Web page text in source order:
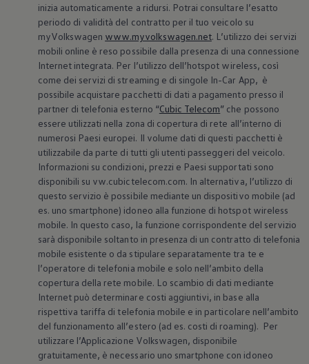
Aggiornamenti software per ID. Buzz
Car-Net e App-connect
California App
Service
Promozioni
Manutenzione e Servizi
Piani di Manutenzione
Ricambi, Oli Motore e Fluidi
Ruote e Pneumatici
Servizio Officina Mobile
Finanziamento Save&Care
Accessori
Manuale uso e Manutenzione
Servizio Mobilità
Garanzie
Informazioni utili
Mondo Volkswagen
Il Bar del Lunedì
VanLife Stories
75 anni di Bulli
Guida autonoma
ID. Buzz al World Ducati Week 2026
Contatti
inizia automaticamente a ridursi. Potrai consultare l’esatto
periodo di validità del contratto per il tuo veicolo su
myVolkswagen www.myvolkswagen.net. L’utilizzo dei servizi
mobili online è reso possibile dalla presenza di una connessione
Internet integrata. Per l’utilizzo dell’hotspot wireless, così
come dei servizi di streaming e di singole In-Car App, è
possibile acquistare pacchetti di dati a pagamento presso il
partner di telefonia esterno “Cubic Telecom” che possono
essere utilizzati nella zona di copertura di rete all’interno di
numerosi Paesi europei. Il volume dati di questi pacchetti è
utilizzabile da parte di tutti gli utenti passeggeri del veicolo.
Informazioni su condizioni, prezzi e Paesi supportati sono
disponibili su vw.cubictelecom.com. In alternativa, l’utilizzo di
questo servizio è possibile mediante un dispositivo mobile (ad
es. uno smartphone) idoneo alla funzione di hotspot wireless
mobile. In questo caso, la funzione corrispondente del servizio
sarà disponibile soltanto in presenza di un contratto di telefonia
mobile esistente o da stipulare separatamente tra te e
l’operatore di telefonia mobile e solo nell’ambito della
copertura della rete mobile. Lo scambio di dati mediante
Internet può determinare costi aggiuntivi, in base alla
rispettiva tariffa di telefonia mobile e in particolare nell’ambito
del funzionamento all’estero (ad es. costi di roaming). Per
utilizzare l’Applicazione Volkswagen, disponibile
gratuitamente, è necessario uno smartphone con idoneo